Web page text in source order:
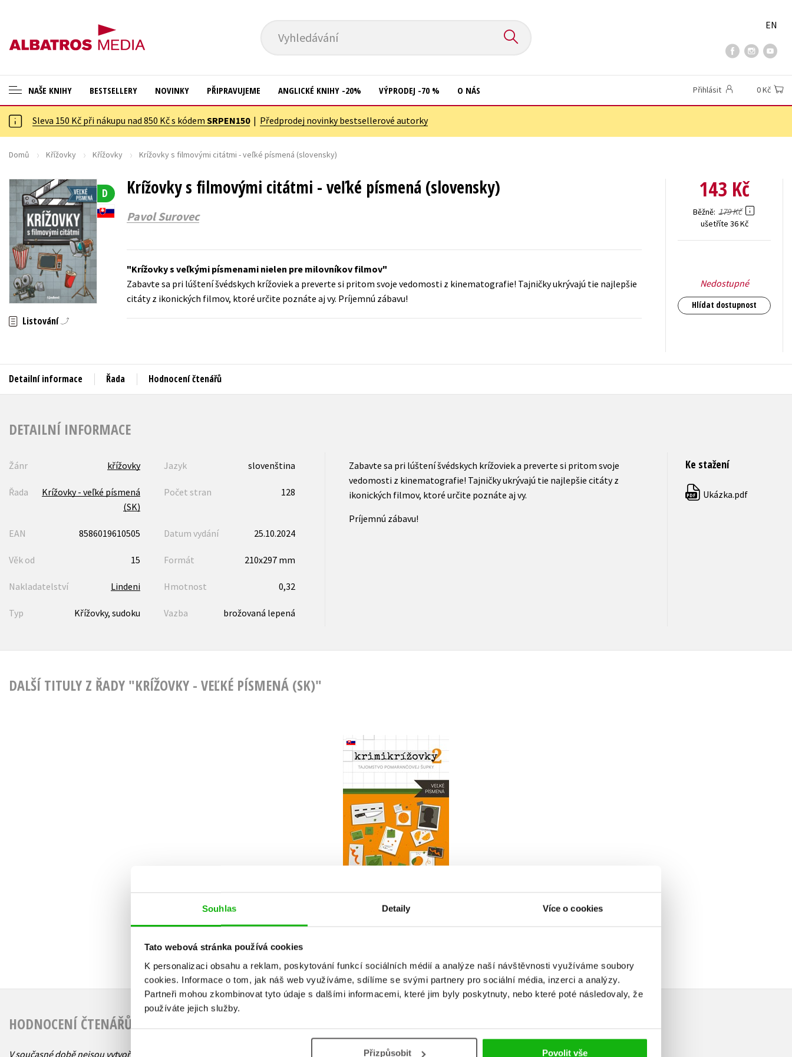
Souhlas Detaily Více o cookies
Tato webová stránka používá cookies
K personalizaci obsahu a reklam, poskytování funkcí sociálních médií a analýze naší návštěvnosti využíváme soubory
cookies. Informace o tom, jak náš web využíváme, sdílíme se svými partnery pro sociální média, inzerci a analýzy.
Partneři mohou zkombinovat tyto údaje s dalšími informacemi, které jim byly poskytnuty, nebo které poté následovaly, že
používáte jejich služby.
Přizpůsobit Povolit vše
Vyhledávání
EN
NAŠE KNIHY
ANGLICKÉ KNIHY -20 %
VÝPRODEJ -70 %
ASTERIX S DÁRKEM
🎁DÁRKOVÉ PUBLIKACE
✉️ DÁRKOVÉ POUKAZY
Auto - moto
Beletrie pro děti
Cestování
Dárkové publikace
Digitální fotografie
Esoterika a duchovní svět
Jazyky
Kalendáře
Kuchařky
New Adult
Populárně - naučná pro dospělé
Populárně - naučné pro děti
Učebnice
Young adult (SK)
BESTSELLERY NOVINKY PŘIPRAVUJEME ANGLICKÉ KNIHY -20% VÝPRODEJ -70 % O NÁS Přihlásit 0 Kč
Sleva 150 Kč při nákupu nad 850 Kč s kódem SRPEN150| Předprodej novinky bestsellerové autorky
Domů Křížovky Křížovky Krížovky s filmovými citátmi - veľké písmená (slovensky)
Krížovky s filmovými citátmi - veľké písmená (slovensky)
Pavol Surovec
D
Listování
Krížovky s veľkými písmenami nielen pre milovníkov filmov
Zabavte sa pri lúštení švédskych krížoviek a preverte si pritom svoje vedomosti z kinematografie! Tajničky ukrývajú tie najlepšie
citáty z ikonických filmov, ktoré určite poznáte aj vy. Príjemnú zábavu!
143 Kč
Běžně 179 Kč
ušetříte 36 Kč
Nedostupné
Hlídat dostupnost
Detailní informace Řada Hodnocení čtenářů
DETAILNÍ INFORMACE
Žánr křížovky Jazyk slovenština
Řada
Krížovky - veľké písmená
(SK)
Počet stran 128
EAN 8586019610505 Datum vydání 25.10.2024
Věk od 15 Formát 210x297 mm
Nakladatelství Lindeni Hmotnost 0,32
Typ Křížovky, sudoku Vazba brožovaná lepená
Zabavte sa pri lúštení švédskych krížoviek a preverte si pritom svoje
vedomosti z kinematografie! Tajničky ukrývajú tie najlepšie citáty z
ikonických filmov, ktoré určite poznáte aj vy.
Príjemnú zábavu!
Ke stažení
PDF Ukázka.pdf
DALŠÍ TITULY Z ŘADY "KRÍŽOVKY - VEĽKÉ PÍSMENÁ (SK)"
Krimikrížovky 2 - veľké
písmená (slovensky)
Peter Derňár
,
Ľubomír Bajcar
Do košíku
HODNOCENÍ ČTENÁŘŮ
V současné době nejsou vytvořena žádná